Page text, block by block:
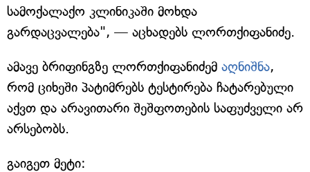
სამოქალაქო კლინიკაში მოხდა
გარდაცვალება", — აცხადებს ლორთქიფანიძე.
ამავე ბრიფინგზე ლორთქიფანიძემ აღნიშნა,
რომ ციხეში პატიმრებს ტესტირება ჩატარებული
აქვთ და არავითარი შეშფოთების საფუძველი არ
არსებობს.
გაიგეთ მეტი: